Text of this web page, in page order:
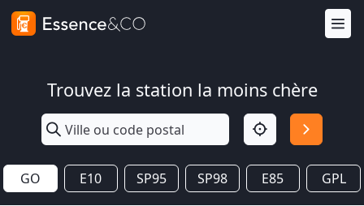
Trouvez la station la moins chère
GO E10 SP95 SP98 E85 GPL